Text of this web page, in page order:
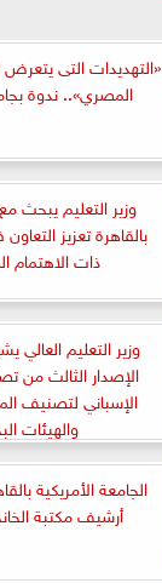
«التهديدات التى يتعرض
المصري».. ندوة
وزير التعليم يبحث
بالقاهرة تعزيز
ذات الاهتمام
وزير التعليم العالي
الإصدار الثالث من
الإسباني لتصنيف
والهيئات
الجامعة الأمريكية
أرشيف مكتبة